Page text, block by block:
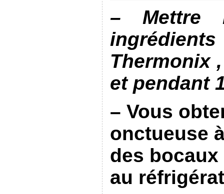
– Mettre
Thermonix
et pendant
– Vous
onctueuse
des
au